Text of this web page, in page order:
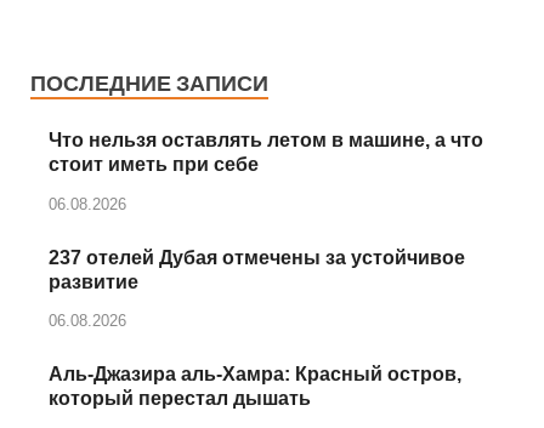
ПОСЛЕДНИЕ ЗАПИСИ
Что нельзя оставлять летом в машине, а что
стоит иметь при себе
06.08.2026
237 отелей Дубая отмечены за устойчивое
развитие
06.08.2026
Аль‑Джазира аль‑Хамра: Красный остров,
который перестал дышать